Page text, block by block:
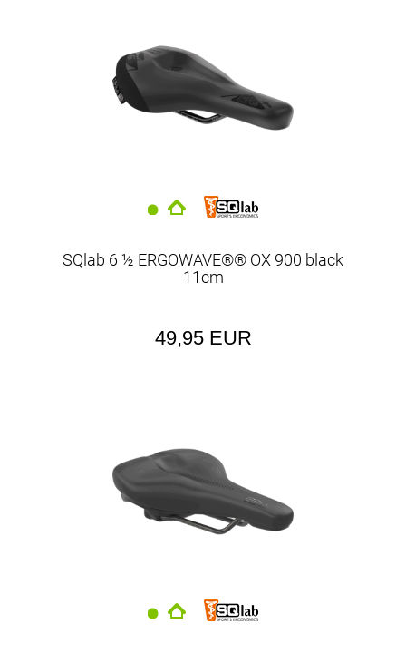
SQlab 6 ½ ERGOWAVE®® OX 900 black
11cm
49,95 EUR